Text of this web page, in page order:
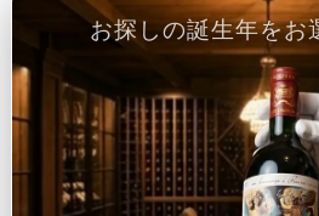
お探しの誕生年をお